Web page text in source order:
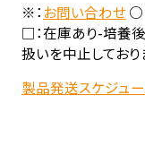
※：お問い合わせ○
□：在庫あり-培養
扱いを中止しており
製品発送スケジュ